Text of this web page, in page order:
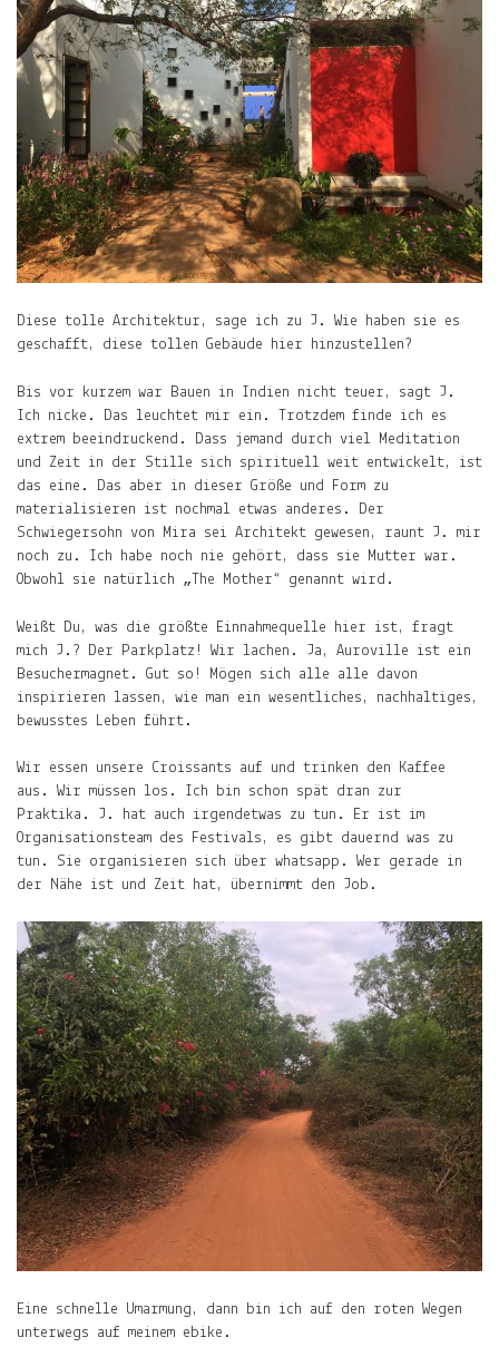
Diese tolle Architektur, sage ich zu J. Wie haben sie es
geschafft, diese tollen Gebäude hier hinzustellen?
Bis vor kurzem war Bauen in Indien nicht teuer, sagt J.
Ich nicke. Das leuchtet mir ein. Trotzdem finde ich es
extrem beeindruckend. Dass jemand durch viel Meditation
und Zeit in der Stille sich spirituell weit entwickelt, ist
das eine. Das aber in dieser Größe und Form zu
materialisieren ist nochmal etwas anderes. Der
Schwiegersohn von Mira sei Architekt gewesen, raunt J. mir
noch zu. Ich habe noch nie gehört, dass sie Mutter war.
Obwohl sie natürlich „The Mother“ genannt wird.
Weißt Du, was die größte Einnahmequelle hier ist, fragt
mich J.? Der Parkplatz! Wir lachen. Ja, Auroville ist ein
Besuchermagnet. Gut so! Mögen sich alle alle davon
inspirieren lassen, wie man ein wesentliches, nachhaltiges,
bewusstes Leben führt.
Wir essen unsere Croissants auf und trinken den Kaffee
aus. Wir müssen los. Ich bin schon spät dran zur
Praktika. J. hat auch irgendetwas zu tun. Er ist im
Organisationsteam des Festivals, es gibt dauernd was zu
tun. Sie organisieren sich über whatsapp. Wer gerade in
der Nähe ist und Zeit hat, übernimmt den Job.
Eine schnelle Umarmung, dann bin ich auf den roten Wegen
unterwegs auf meinem ebike.